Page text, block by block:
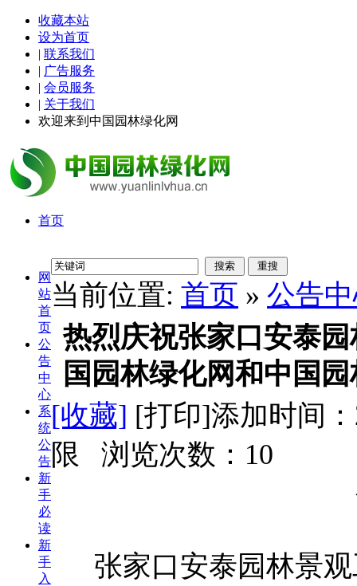
收藏本站
设为首页
| 联系我们
| 广告服务
| 会员服务
| 关于我们
欢迎来到中国园林绿化网
首页
网
站
首
页
公
告
中
心
系
统
公
告
新
手
必
读
新
手
入
当前位置: 首页 » 公告
热烈庆祝张家口安泰
国园林绿化网和中国
[收藏] [打印]添加时间
限 浏览次数： 10
张家口安泰园林景观